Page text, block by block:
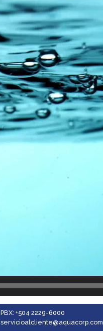
PBX: +504 2229-6000
servicioalcliente@aquacorp.com